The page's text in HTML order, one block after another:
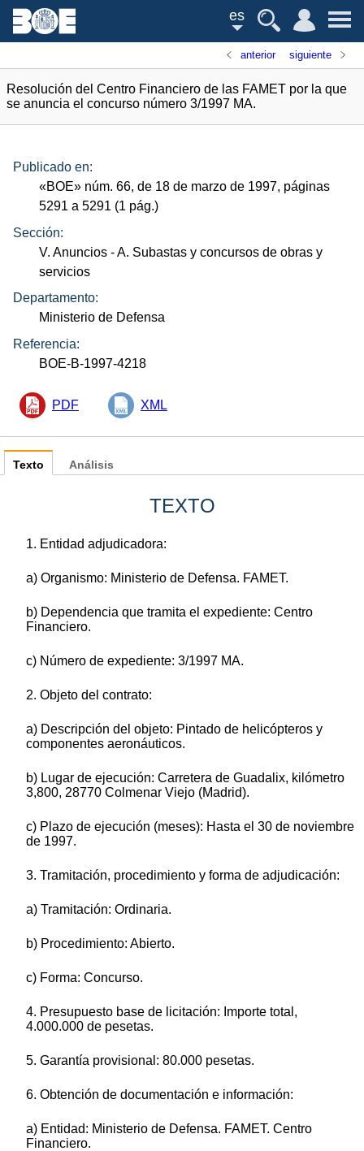
es
anterior siguiente
Resolución del Centro Financiero de las FAMET por la que
se anuncia el concurso número 3/1997 MA.
Publicado en:
«BOE» núm. 66, de 18 de marzo de 1997, páginas
5291 a 5291 (1 pág.)
Sección:
V. Anuncios - A. Subastas y concursos de obras y
servicios
Departamento:
Ministerio de Defensa
Referencia:
BOE-B-1997-4218
PDF XML
Texto
TEXTO
1. Entidad adjudicadora:
a) Organismo: Ministerio de Defensa. FAMET.
b) Dependencia que tramita el expediente: Centro
Financiero.
c) Número de expediente: 3/1997 MA.
2. Objeto del contrato:
a) Descripción del objeto: Pintado de helicópteros y
componentes aeronáuticos.
b) Lugar de ejecución: Carretera de Guadalix, kilómetro
3,800, 28770 Colmenar Viejo (Madrid).
c) Plazo de ejecución (meses): Hasta el 30 de noviembre
de 1997.
3. Tramitación, procedimiento y forma de adjudicación:
a) Tramitación: Ordinaria.
b) Procedimiento: Abierto.
c) Forma: Concurso.
4. Presupuesto base de licitación: Importe total,
4.000.000 de pesetas.
5. Garantía provisional: 80.000 pesetas.
6. Obtención de documentación e información:
a) Entidad: Ministerio de Defensa. FAMET. Centro
Financiero.
Análisis